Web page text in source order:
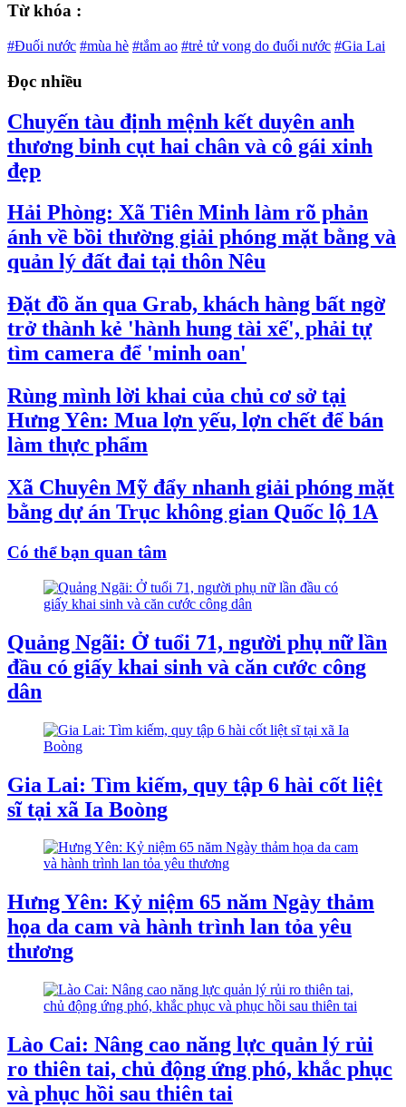
Từ khóa :
#Đuối nước #mùa hè #tắm ao #trẻ tử vong do đuối nước #Gia Lai
Đọc nhiều
Chuyến tàu định mệnh kết duyên anh
thương binh cụt hai chân và cô gái xinh
đẹp
Hải Phòng: Xã Tiên Minh làm rõ phản
ánh về bồi thường giải phóng mặt bằng và
quản lý đất đai tại thôn Nêu
Đặt đồ ăn qua Grab, khách hàng bất ngờ
trở thành kẻ 'hành hung tài xế', phải tự
tìm camera để 'minh oan'
Rùng mình lời khai của chủ cơ sở tại
Hưng Yên: Mua lợn yếu, lợn chết để bán
làm thực phẩm
Xã Chuyên Mỹ đẩy nhanh giải phóng mặt
bằng dự án Trục không gian Quốc lộ 1A
Có thể bạn quan tâm
Quảng Ngãi: Ở tuổi 71, người phụ nữ lần
đầu có giấy khai sinh và căn cước công
dân
Gia Lai: Tìm kiếm, quy tập 6 hài cốt liệt
sĩ tại xã Ia Boòng
Hưng Yên: Kỷ niệm 65 năm Ngày thảm
họa da cam và hành trình lan tỏa yêu
thương
Lào Cai: Nâng cao năng lực quản lý rủi
ro thiên tai, chủ động ứng phó, khắc phục
và phục hồi sau thiên tai